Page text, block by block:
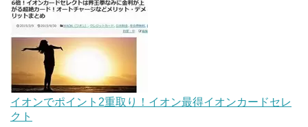
イオンでポイント2重取り！イオン最得イオンカードセレ
クト